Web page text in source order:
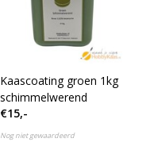
Kaascoating groen 1kg
schimmelwerend
€15,-
Nog niet gewaardeerd